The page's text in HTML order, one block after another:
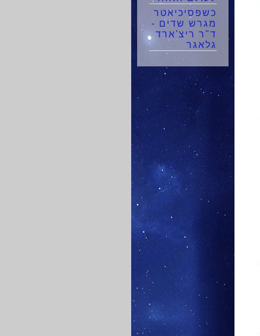
כשפסיכיאטר
מגרש שדים -
ד"ר ריצ'ארד
גלאגר